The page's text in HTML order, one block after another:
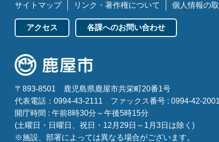
サイトマップ リンク・著作権について 個人情報の
アクセス 各課へのお問い合わせ
〒893-8501
鹿児島県鹿屋市共栄町20番1号
代表電話：0994-43-2111
ファックス番号 : 0994-42-
開庁時間 : 午前8時30分～午後5時15分
(土曜日・日曜日、祝日・12月29日～1月3日は除く)
※施設、部署によっては異なる場合がございます。